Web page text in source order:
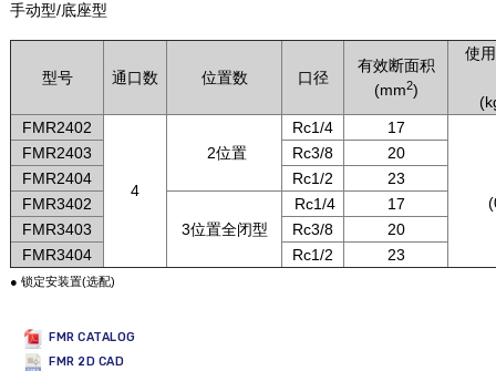
手动型/底座型
型号 通口数 位置数 口径
有效断面积
(mm2)
使
FMR2402
4
2位置
Rc1/4 17
FMR2403 Rc3/8
20
FMR2404
Rc1/2
23
FMR3402
3位置全闭型
Rc1/4
17
FMR3403
Rc3/8
20
FMR3404
Rc1/2 23
● 锁定安装置(选配)
FMR CATALOG
FMR 2D CAD